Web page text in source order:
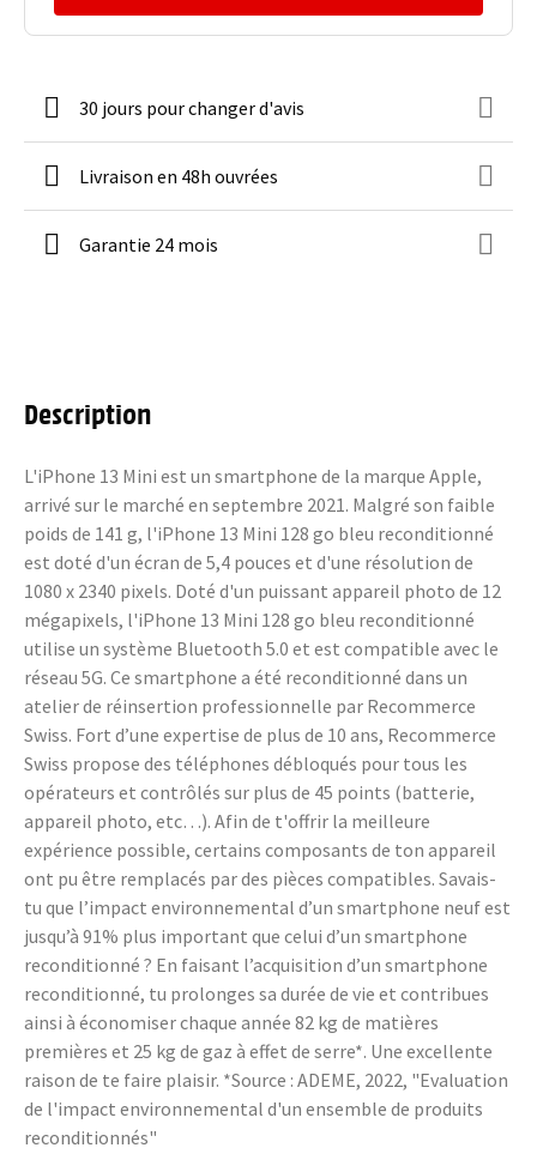
30 jours pour changer d'avis
Livraison en 48h ouvrées
Garantie 24 mois
Description
L'iPhone 13 Mini est un smartphone de la marque Apple,
arrivé sur le marché en septembre 2021. Malgré son faible
poids de 141 g, l'iPhone 13 Mini 128 go bleu reconditionné
est doté d'un écran de 5,4 pouces et d'une résolution de
1080 x 2340 pixels. Doté d'un puissant appareil photo de 12
mégapixels, l'iPhone 13 Mini 128 go bleu reconditionné
utilise un système Bluetooth 5.0 et est compatible avec le
réseau 5G. Ce smartphone a été reconditionné dans un
atelier de réinsertion professionnelle par Recommerce
Swiss. Fort d’une expertise de plus de 10 ans, Recommerce
Swiss propose des téléphones débloqués pour tous les
opérateurs et contrôlés sur plus de 45 points (batterie,
appareil photo, etc…). Afin de t'offrir la meilleure
expérience possible, certains composants de ton appareil
ont pu être remplacés par des pièces compatibles. Savais-
tu que l’impact environnemental d’un smartphone neuf est
jusqu’à 91% plus important que celui d’un smartphone
reconditionné ? En faisant l’acquisition d’un smartphone
reconditionné, tu prolonges sa durée de vie et contribues
ainsi à économiser chaque année 82 kg de matières
premières et 25 kg de gaz à effet de serre*. Une excellente
raison de te faire plaisir. *Source : ADEME, 2022, "Evaluation
de l'impact environnemental d'un ensemble de produits
reconditionnés"